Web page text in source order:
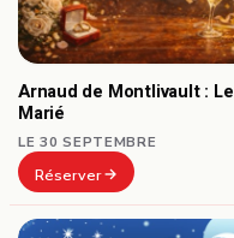
Arnaud de Montlivault : Le
Marié
LE 30 SEPTEMBRE
Réserver